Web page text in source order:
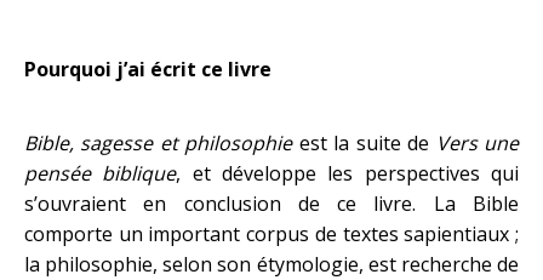
Pourquoi j’ai écrit ce livre
Bible, sagesse et philosophieest la suite de Vers une
pensée biblique, et développe les perspectives qui
s’ouvraient en conclusion de ce livre. La Bible
comporte un important corpus de textes sapientiaux ;
la philosophie, selon son étymologie, est recherche de